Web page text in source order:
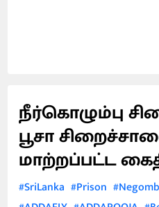
நீர்கொழும்பு
பூசா
மாற்றப்பட்ட
#SriLanka #Prison